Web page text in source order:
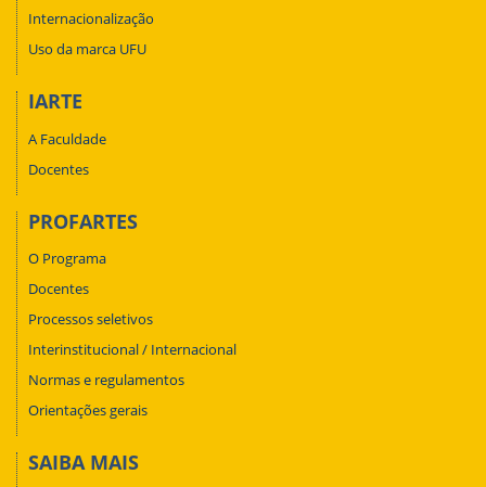
Internacionalização
Uso da marca UFU
IARTE
A Faculdade
Docentes
PROFARTES
O Programa
Docentes
Processos seletivos
Interinstitucional / Internacional
Normas e regulamentos
Orientações gerais
SAIBA MAIS